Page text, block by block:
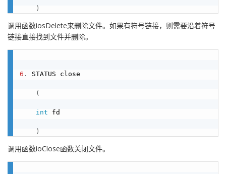
)
调用函数iosDelete来删除文件。如果有符号链接，则需要沿着符号
链接直接找到文件并删除。
6 . STATUS close
(
int fd
)
调用函数ioClose函数关闭文件。